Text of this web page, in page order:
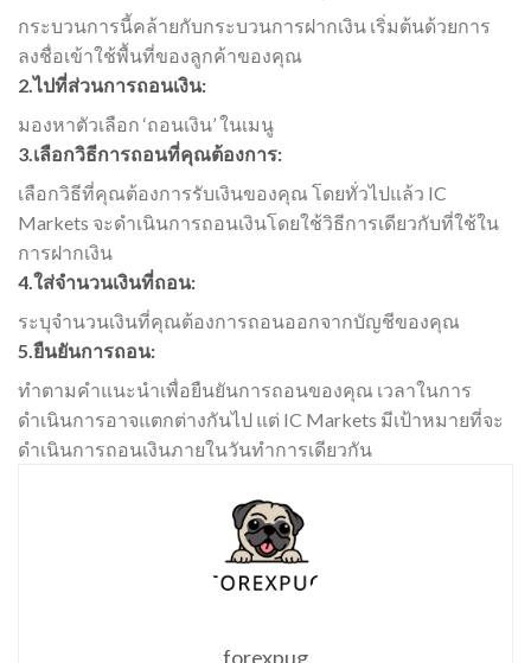
กระบวนการนี้คล้ายกับกระบวนการฝากเงิน เริ่มต้นด้วยการ
ลงชื่อเข้าใช้พื้นที่ของลูกค้าของคุณ
2.ไปที่ส่วนการถอนเงิน:
มองหาตัวเลือก ‘ถอนเงิน’ ในเมนู
3.เลือกวิธีการถอนที่คุณต้องการ:
เลือกวิธีที่คุณต้องการรับเงินของคุณ โดยทั่วไปแล้ว IC
Markets จะดำเนินการถอนเงินโดยใช้วิธีการเดียวกับที่ใช้ใน
การฝากเงิน
4.ใส่จำนวนเงินที่ถอน:
ระบุจำนวนเงินที่คุณต้องการถอนออกจากบัญชีของคุณ
5.ยืนยันการถอน:
ทำตามคำแนะนำเพื่อยืนยันการถอนของคุณ เวลาในการ
ดำเนินการอาจแตกต่างกันไป แต่ IC Markets มีเป้าหมายที่จะ
ดำเนินการถอนเงินภายในวันทำการเดียวกัน
forexpug